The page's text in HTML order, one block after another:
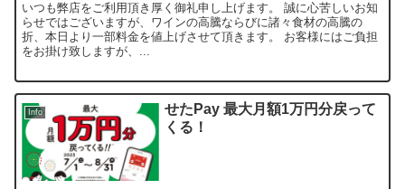
いつも弊店をご利用頂き厚く御礼申し上げます。 誠に心苦しいお知
らせではございますが、ワインの高騰ならびに諸々食材の高騰の
折、本日より一部料金を値上げさせて頂きます。 お客様にはご負担
をお掛け致しますが、...
Info
せたPay 最大月額1万円分戻って
くる！